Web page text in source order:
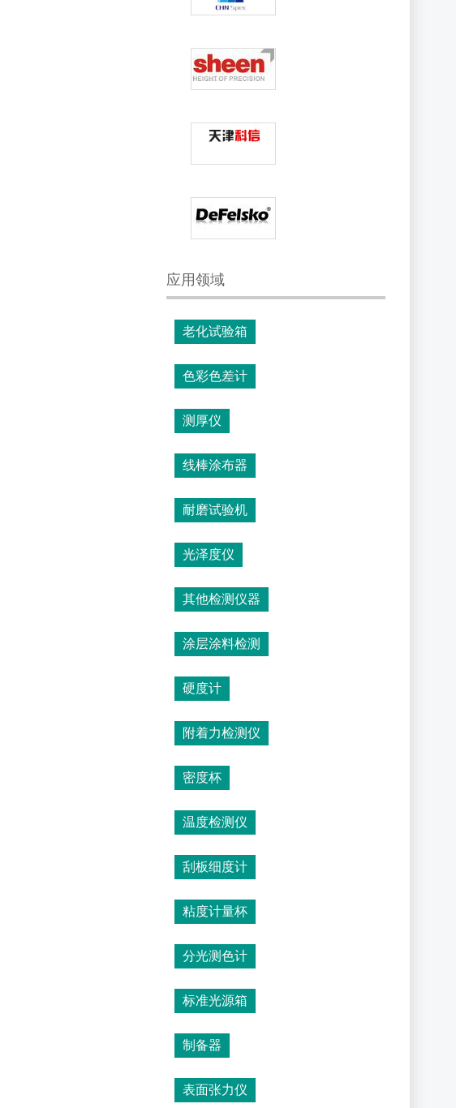
应用领域
老化试验箱
色彩色差计
测厚仪
线棒涂布器
耐磨试验机
光泽度仪
其他检测仪器
涂层涂料检测
硬度计
附着力检测仪
密度杯
温度检测仪
刮板细度计
粘度计量杯
分光测色计
标准光源箱
制备器
表面张力仪